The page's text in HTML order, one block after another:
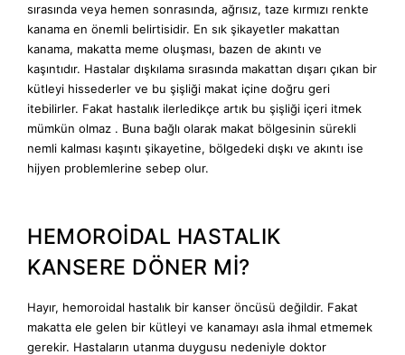
sırasında veya hemen sonrasında, ağrısız, taze kırmızı renkte
kanama en önemli belirtisidir. En sık şikayetler makattan
kanama, makatta meme oluşması, bazen de akıntı ve
kaşıntıdır. Hastalar dışkılama sırasında makattan dışarı çıkan bir
kütleyi hissederler ve bu şişliği makat içine doğru geri
itebilirler. Fakat hastalık ilerledikçe artık bu şişliği içeri itmek
mümkün olmaz . Buna bağlı olarak makat bölgesinin sürekli
nemli kalması kaşıntı şikayetine, bölgedeki dışkı ve akıntı ise
hijyen problemlerine sebep olur.
HEMOROİDAL HASTALIK
KANSERE DÖNER Mİ?
Hayır, hemoroidal hastalık bir kanser öncüsü değildir. Fakat
makatta ele gelen bir kütleyi ve kanamayı asla ihmal etmemek
gerekir. Hastaların utanma duygusu nedeniyle doktor